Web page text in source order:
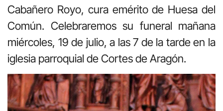
Cabañero Royo, cura emérito de Huesa del
Común. Celebraremos su funeral mañana
miércoles, 19 de julio, a las 7 de la tarde en la
iglesia parroquial de Cortes de Aragón.